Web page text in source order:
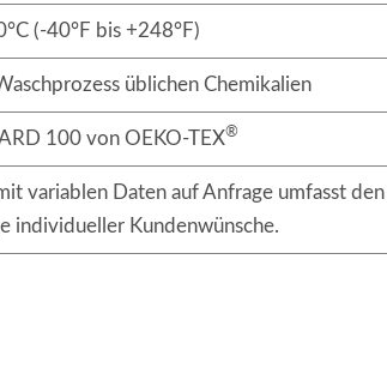
(-40°F bis +248°F)
üblichen Chemikalien
100 von OEKO-TEX®
variablen Daten auf Anfrage umfasst
individueller Kundenwünsche.